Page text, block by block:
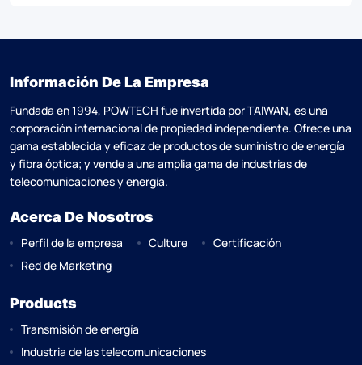
Información De La Empresa
Fundada en 1994, POWTECH fue invertida por TAlWAN, es una
corporación internacional de propiedad independiente. Ofrece una
gama establecida y eficaz de productos de suministro de energía
y fibra óptica; y vende a una amplia gama de industrias de
telecomunicaciones y energía.
Acerca De Nosotros
Perfil de la empresa Culture
Certificación
Red de Marketing
Products
Transmisión de energía
Industria de las telecomunicaciones